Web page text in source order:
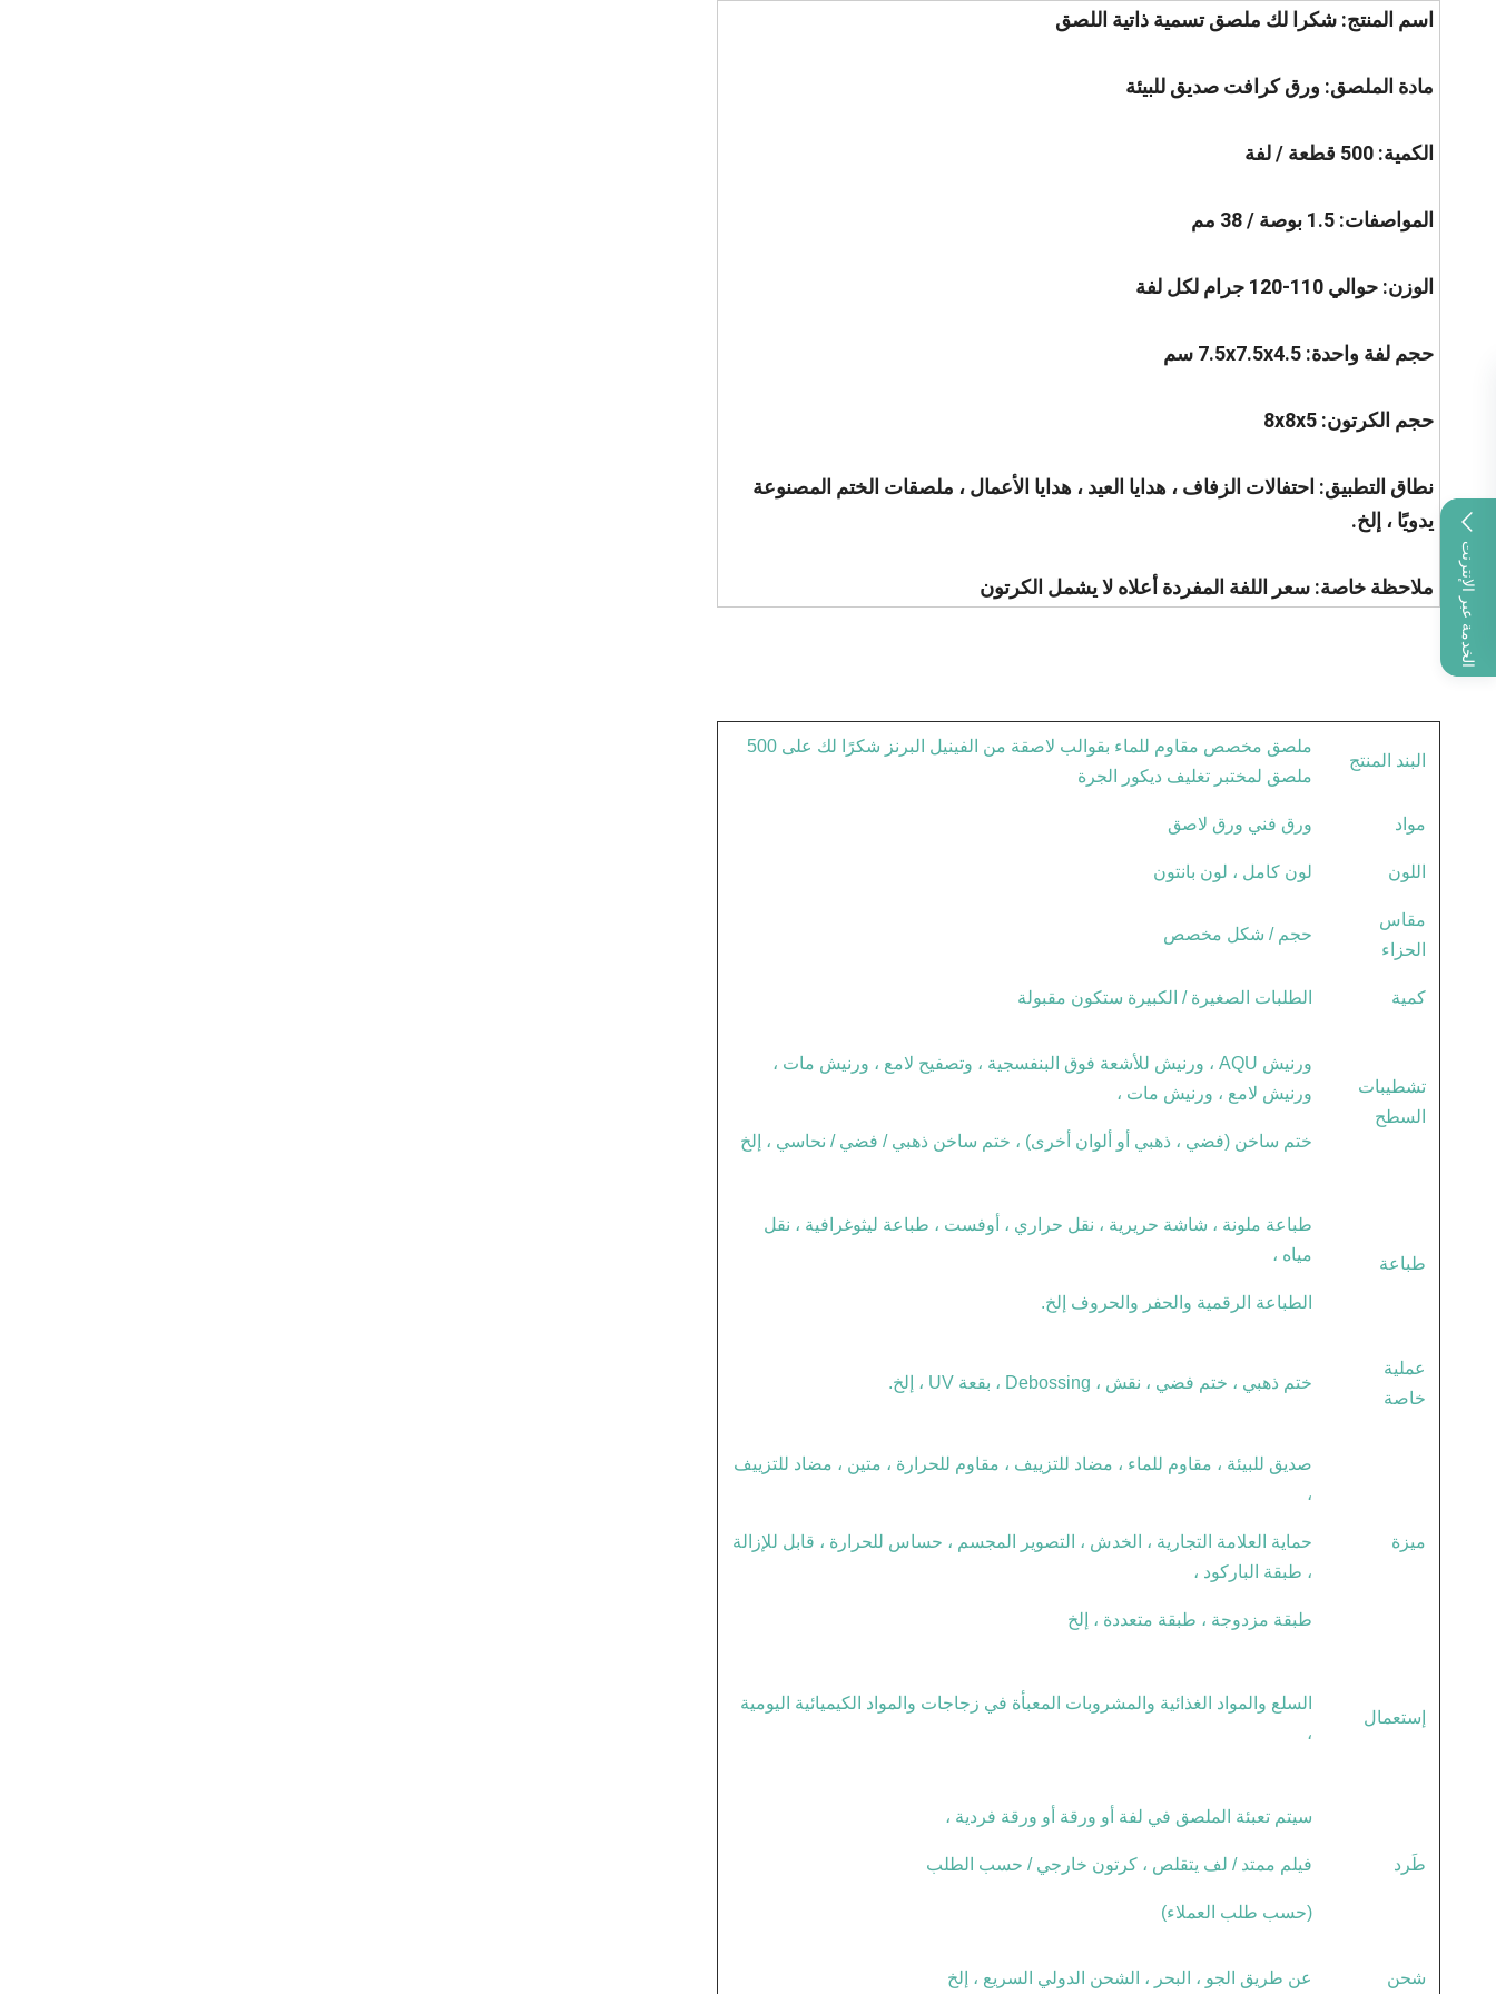
الخدمة عبر الإنترنت
اسم المنتج: شكرا لك ملصق تسمية ذاتية اللصق
مادة الملصق: ورق كرافت صديق للبيئة
الكمية: 500 قطعة / لفة
المواصفات: 1.5 بوصة / 38 مم
الوزن: حوالي 110-120 جرام لكل لفة
حجم لفة واحدة: 7.5x7.5x4.5 سم
حجم الكرتون: 8x8x5
نطاق التطبيق: احتفالات الزفاف ، هدايا العيد ، هدايا الأعمال ، ملصقات الختم المصنوعة
يدويًا ، إلخ.
ملاحظة خاصة: سعر اللفة المفردة أعلاه لا يشمل الكرتون
البند المنتج
ملصق مخصص مقاوم للماء بقوالب لاصقة من الفينيل البرنز شكرًا لك على 500
ملصق لمختبر تغليف ديكور الجرة
مواد ورق فني ورق لاصق
اللون لون كامل ، لون بانتون
مقاس
الحزاء
حجم / شكل مخصص
كمية الطلبات الصغيرة / الكبيرة ستكون مقبولة
تشطيبات
السطح
ورنيش AQU ، ورنيش للأشعة فوق البنفسجية ، وتصفيح لامع ، ورنيش مات ،
ورنيش لامع ، ورنيش مات ،
ختم ساخن (فضي ، ذهبي أو ألوان أخرى) ، ختم ساخن ذهبي / فضي / نحاسي ، إلخ
طباعة
طباعة ملونة ، شاشة حريرية ، نقل حراري ، أوفست ، طباعة ليثوغرافية ، نقل
مياه ،
الطباعة الرقمية والحفر والحروف إلخ.
عملية
خاصة
ختم ذهبي ، ختم فضي ، نقش ، Debossing ، بقعة UV ، إلخ.
ميزة
صديق للبيئة ، مقاوم للماء ، مضاد للتزييف ، مقاوم للحرارة ، متين ، مضاد للتزييف
،
حماية العلامة التجارية ، الخدش ، التصوير المجسم ، حساس للحرارة ، قابل للإزالة
، طبقة الباركود ،
طبقة مزدوجة ، طبقة متعددة ، إلخ
إستعمال
السلع والمواد الغذائية والمشروبات المعبأة في زجاجات والمواد الكيميائية اليومية
،
طَرد
سيتم تعبئة الملصق في لفة أو ورقة أو ورقة فردية ،
فيلم ممتد / لف يتقلص ، كرتون خارجي / حسب الطلب
(حسب طلب العملاء)
شحن عن طريق الجو ، البحر ، الشحن الدولي السريع ، إلخ